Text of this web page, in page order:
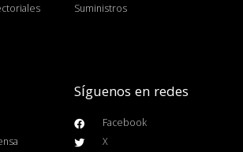
Suministros
Síguenos en redes
Facebook
X